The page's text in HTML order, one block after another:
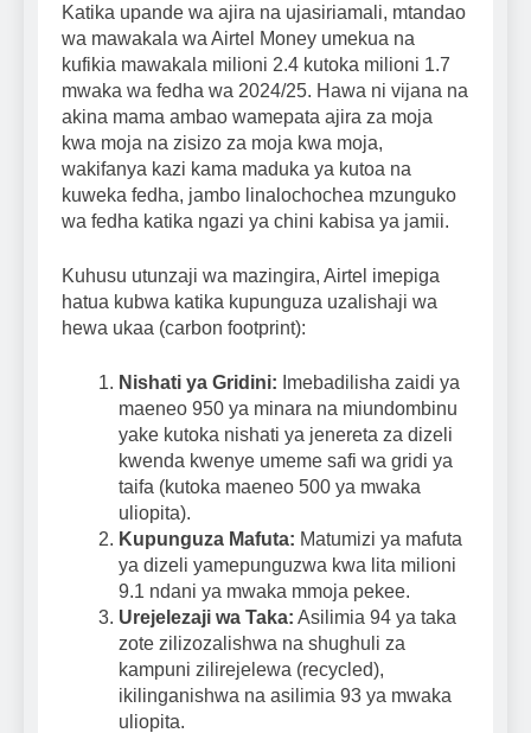
Katika upande wa ajira na ujasiriamali, mtandao
wa mawakala wa Airtel Money umekua na
kufikia mawakala milioni 2.4 kutoka milioni 1.7
mwaka wa fedha wa 2024/25. Hawa ni vijana na
akina mama ambao wamepata ajira za moja
kwa moja na zisizo za moja kwa moja,
wakifanya kazi kama maduka ya kutoa na
kuweka fedha, jambo linalochochea mzunguko
wa fedha katika ngazi ya chini kabisa ya jamii.
Kuhusu utunzaji wa mazingira, Airtel imepiga
hatua kubwa katika kupunguza uzalishaji wa
hewa ukaa (carbon footprint):
Nishati ya Gridini: Imebadilisha zaidi ya
maeneo 950 ya minara na miundombinu
yake kutoka nishati ya jenereta za dizeli
kwenda kwenye umeme safi wa gridi ya
taifa (kutoka maeneo 500 ya mwaka
uliopita).
Kupunguza Mafuta: Matumizi ya mafuta
ya dizeli yamepunguzwa kwa lita milioni
9.1 ndani ya mwaka mmoja pekee.
Urejelezaji wa Taka: Asilimia 94 ya taka
zote zilizozalishwa na shughuli za
kampuni zilirejelewa (recycled),
ikilinganishwa na asilimia 93 ya mwaka
uliopita.